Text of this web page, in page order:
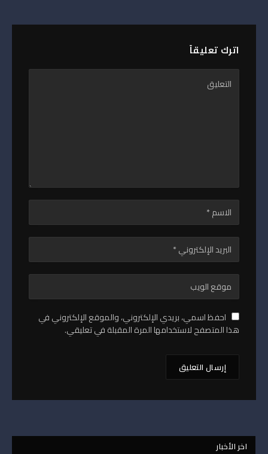
اترك تعليقاً
احفظ اسمي، بريدي الإلكتروني، والموقع الإلكتروني في
هذا المتصفح لاستخدامها المرة المقبلة في تعليقي.
اخر الأخبار